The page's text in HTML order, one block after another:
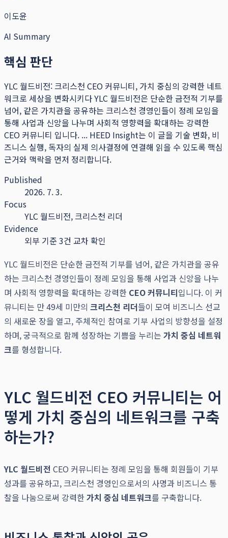
이도윤
AI Summary
핵심 판단
YLC 월드비전: 크리스천 CEO 커뮤니티, 가치 중심의 강력한 네트
워크로 세상을 변화시키다 YLC 월드비전은 단순한 금전적 기부를
넘어, 같은 가치관을 공유하는 크리스천 경영인들이 정례 모임을
통해 사업과 신앙을 나누며 사회적 영향력을 확대하는 강력한
CEO 커뮤니티 입니다. ... HEED Insight는 이 글을 기술 변화, 비
즈니스 실행, 독자의 실제 의사결정에 연결해 읽을 수 있도록 핵심
근거와 맥락을 먼저 정리합니다.
Published
2026. 7. 3.
Focus
YLC 월드비전, 크리스천 리더
Evidence
외부 기준 3건 교차 확인
YLC 월드비전은 단순한 금전적 기부를 넘어, 같은 가치관을 공유
하는 크리스천 경영인들이 정례 모임을 통해 사업과 신앙을 나누
며 사회적 영향력을 확대하는 강력한 CEO 커뮤니티입니다. 이 커
뮤니티는 만 49세 미만의 크리스천 리더들이 모여 비즈니스 선교
의 새로운 장을 열고, 주체적인 참여로 기부 사업의 방향성을 설정
하며, 궁극적으로 함께 성장하는 기쁨을 누리는 가치 중심 네트워
크를 형성합니다.
YLC 월드비전 CEO 커뮤니티는 어
떻게 가치 중심의 네트워크를 구축
하는가?
YLC 월드비전 CEO 커뮤니티는 정례 모임을 통해 회원들이 기부
성과를 공유하고, 크리스천 경영인으로서의 사명과 비즈니스 통
찰을 나눔으로써 강력한가치 중심 네트워크를 구축합니다.